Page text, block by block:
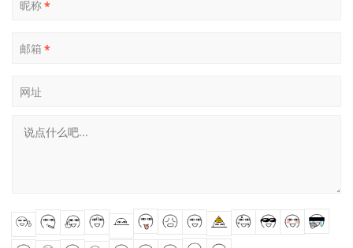
昵称*
邮箱 *
网址